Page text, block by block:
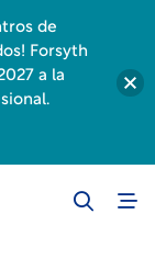
de
Forsyth
a la